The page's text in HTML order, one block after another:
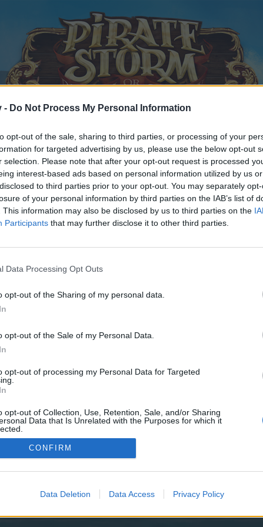
- Do Not Process My Personal Information
opt-out of the sale, sharing to third parties, or processing of your
for targeted advertising by us, please use the below opt-out
selection. Please note that after your opt-out request is processed
interest-based ads based on personal information utilized by us
to third parties prior to your opt-out. You may separately
of your personal information by third parties on the IAB’s list of
This information may also be disclosed by us to third parties on the
Participants that may further disclose it to other third parties.
Data Processing Opt Outs
opt-out of the Sharing of my personal data.
opt-out of the Sale of my Personal Data.
opt-out of processing my Personal Data for Targeted
opt-out of Collection, Use, Retention, Sale, and/or Sharing
Data that Is Unrelated with the Purposes for which it
CONFIRM
Data Deletion Data Access Privacy Policy
28 Februar 2019.
teilnehmen oder eigene Themen starten möchtest,
Dich neu. Wir freuen uns auf Deinen nächsten
Domains für PirateStorm. Solltet Ihr merken, dass der Link,
über die folgende Adresse ansurfen:
besuchen